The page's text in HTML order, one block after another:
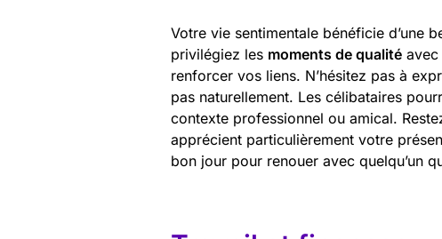
Votre vie sentimentale bénéficie d’une
privilégiez les moments de qualité
renforcer vos liens. N’hésitez pas à
pas naturellement. Les célibataires
contexte professionnel ou amical.
apprécient particulièrement votre
bon jour pour renouer avec quelqu’un